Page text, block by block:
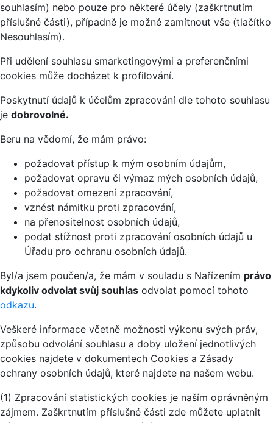
souhlasím) nebo pouze pro některé účely (zaškrtnutím
příslušné části), případně je možné zamítnout vše (tlačítko
Nesouhlasím).
Při udělení souhlasu smarketingovými a preferenčními
cookies může docházet k profilování.
Poskytnutí údajů k účelům zpracování dle tohoto souhlasu
je dobrovolné.
Beru na vědomí, že mám právo:
požadovat přístup k mým osobním údajům,
požadovat opravu či výmaz mých osobních údajů,
požadovat omezení zpracování,
vznést námitku proti zpracování,
na přenositelnost osobních údajů,
podat stížnost proti zpracování osobních údajů u
Úřadu pro ochranu osobních údajů.
Byl/a jsem poučen/a, že mám v souladu s Nařízením právo
kdykoliv odvolat svůj souhlas odvolat pomocí tohoto
odkazu.
Veškeré informace včetně možnosti výkonu svých práv,
způsobu odvolání souhlasu a doby uložení jednotlivých
cookies najdete v dokumentech Cookies a Zásady
ochrany osobních údajů, které najdete na našem webu.
(1) Zpracování statistických cookies je naším oprávněným
zájmem. Zaškrtnutím příslušné části zde můžete uplatnit